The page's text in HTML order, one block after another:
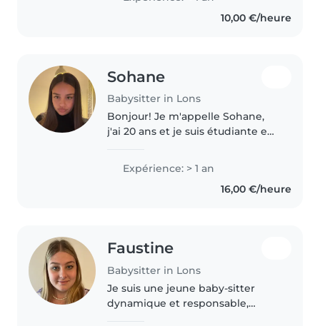
lecture, les travaux manuels et
créer des jeux pour les..10,00 €/heure
Sohane
Babysitter in Lons
Bonjour! Je m'appelle Sohane,
j'ai 20 ans et je suis étudiante en
d'éducatrice spécialisée.
J'apprécie beaucoup passer du
temps avec les enfants et j'ai..
Expérience: > 1 an
16,00 €/heure
Faustine
Babysitter in Lons
Je suis une jeune baby-sitter
dynamique et responsable,